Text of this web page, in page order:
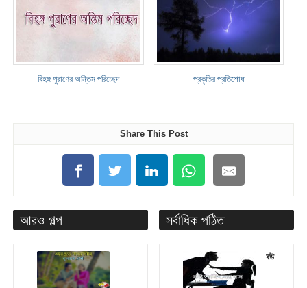
বিহঙ্গ পুরাণের অন্তিম পরিচ্ছেদ প্রকৃতির প্রতিশোধ
Share This Post
আরও গল্প সর্বাধিক পঠিত
বউ